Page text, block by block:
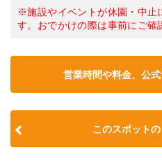
※施設やイベントが休園・中止
す。おでかけの際は事前にご確
営業時間や料金、公
このスポット